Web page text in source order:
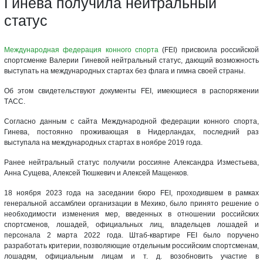
статус
Международная федерация конного спорта (FEI) присвоила российской
спортсменке Валерии Гиневой нейтральный статус, дающий возможность
выступать на международных стартах без флага и гимна своей страны.
Об этом свидетельствуют документы FEI, имеющиеся в распоряжении
ТАСС.
Согласно данным с сайта Международной федерации конного спорта,
Гинева, постоянно проживающая в Нидерландах, последний раз
выступала на международных стартах в ноябре 2019 года.
Ранее нейтральный статус получили россияне Александра Изместьева,
Анна Сущева, Алексей Тюшкевич и Алексей Мащенков.
18 ноября 2023 года на заседании бюро FEI, проходившем в рамках
генеральной ассамблеи организации в Мехико, было принято решение о
необходимости изменения мер, введенных в отношении российских
спортсменов, лошадей, официальных лиц, владельцев лошадей и
персонала 2 марта 2022 года. Штаб-квартире FEI было поручено
разработать критерии, позволяющие отдельным российским спортсменам,
лошадям, официальным лицам и т. д. возобновить участие в